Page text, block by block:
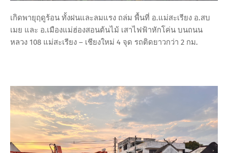
เกิดพายุฤดูร้อน ทั้งฝนและลมแรง ถล่ม พื้นที่ อ.แม่สะเรียง อ.สบ
เมย และ อ.เมืองแม่ฮ่องสอนต้นไม้ เสาไฟฟ้าหักโค่น บนถนน
หลวง 108 แม่สะเรียง – เชียงใหม่ 4 จุด รถติดยาวกว่า 2 กม.